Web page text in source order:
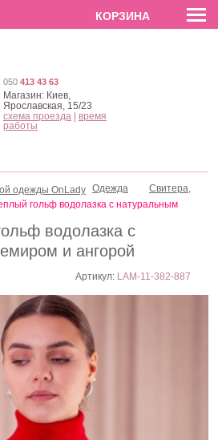
EN РУС
водолазка с
и ангорой
Артикул: LAM-11-382-887
Одежда
Свитера,
гольф водолазка с натуральным
050 413 43 63
Магазин: Киев,
Ярославская, 15/23
схема проезда
время
работы
КОРЗИНА